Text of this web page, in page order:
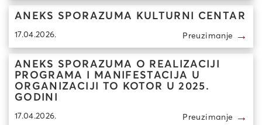
ANEKS SPORAZUMA KULTURNI CENTAR
17.04.2026. Preuzimanje →
ANEKS SPORAZUMA O REALIZACIJI
PROGRAMA I MANIFESTACIJA U
ORGANIZACIJI TO KOTOR U 2025.
GODINI
17.04.2026. Preuzimanje →